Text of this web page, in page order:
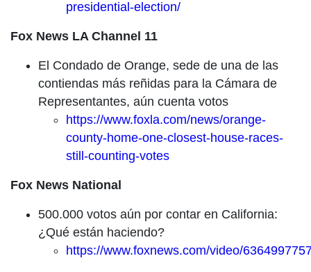
presidential-election/
Fox News LA Channel 11
El Condado de Orange, sede de una de las
contiendas más reñidas para la Cámara de
Representantes, aún cuenta votos
https://www.foxla.com/news/orange-
county-home-one-closest-house-races-
still-counting-votes
Fox News National
500.000 votos aún por contar en California:
¿Qué están haciendo?
https://www.foxnews.com/video/